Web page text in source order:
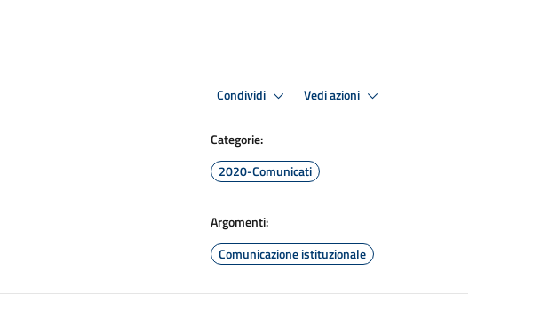
Condividi Vedi azioni
Categorie:
2020-Comunicati
Argomenti:
Comunicazione istituzionale